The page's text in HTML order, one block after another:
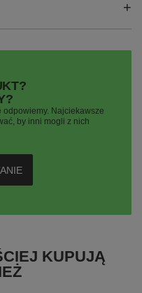
odpowiemy. Najciekawsze
by inni mogli z nich
KUPUJĄ